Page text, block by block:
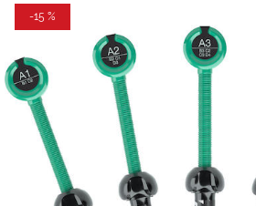
-15 %